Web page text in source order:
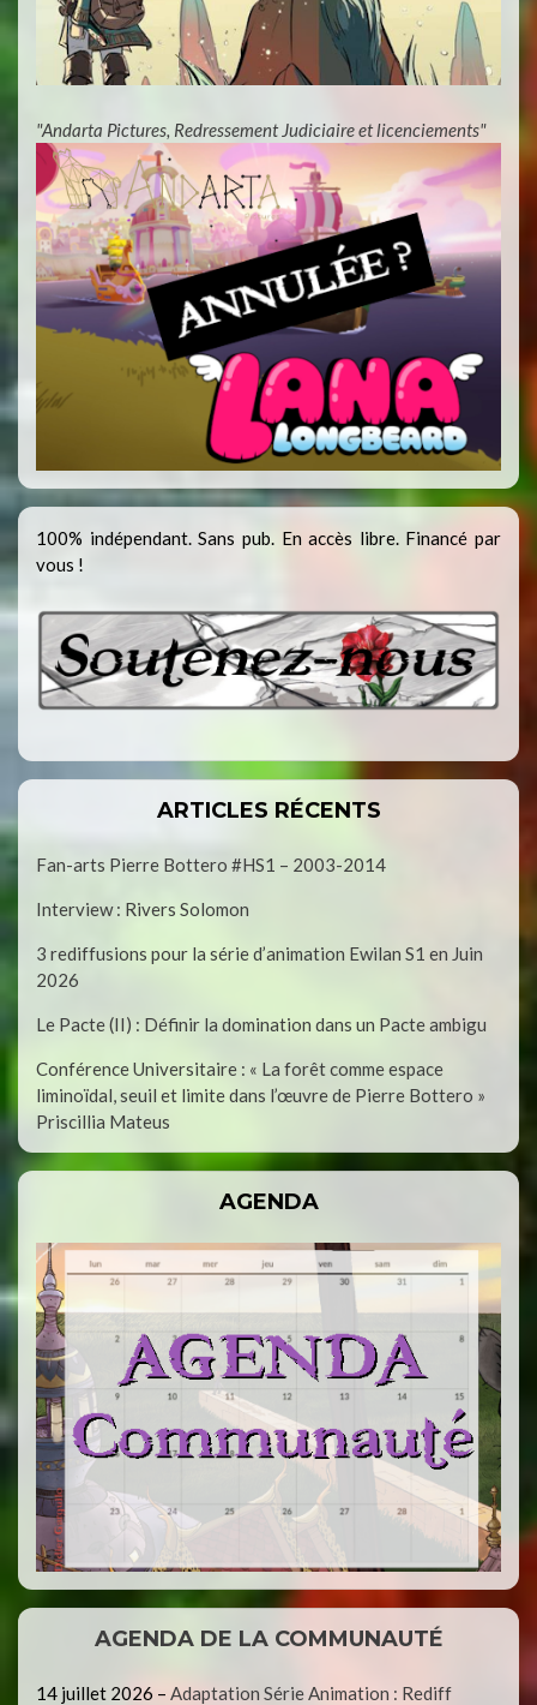
"Andarta Pictures, Redressement Judiciaire et licenciements"
100% indépendant. Sans pub. En accès libre. Financé par
vous !
ARTICLES RÉCENTS
Fan-arts Pierre Bottero #HS1 – 2003-2014
Interview : Rivers Solomon
3 rediffusions pour la série d’animation Ewilan S1 en Juin
2026
Le Pacte (II) : Définir la domination dans un Pacte ambigu
Conférence Universitaire : « La forêt comme espace
liminoïdal, seuil et limite dans l’œuvre de Pierre Bottero »
Priscillia Mateus
AGENDA
AGENDA DE LA COMMUNAUTÉ
14 juillet 2026 – Adaptation Série Animation : Rediff